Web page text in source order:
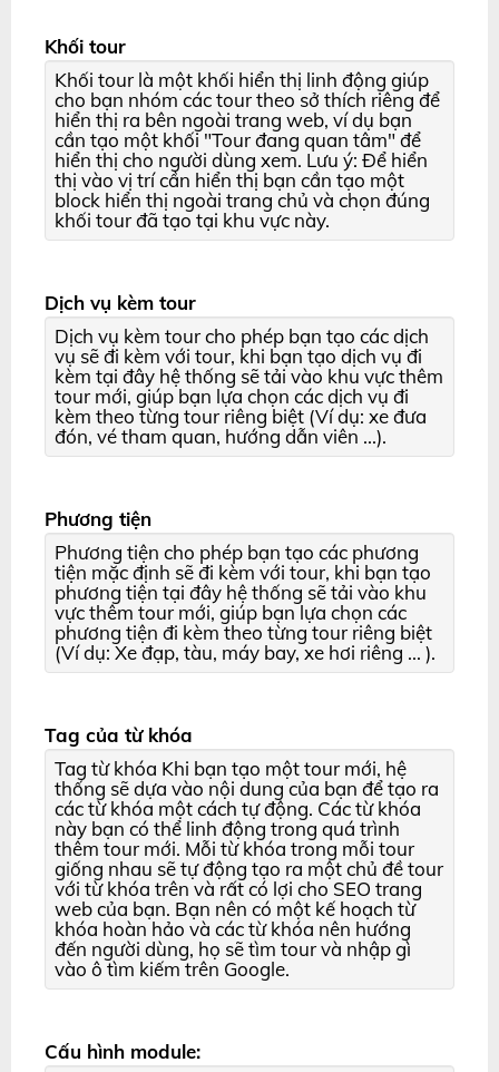
Khối tour
Khối tour là một khối hiển thị linh động giúp
cho bạn nhóm các tour theo sở thích riêng để
hiển thị ra bên ngoài trang web, ví dụ bạn
cần tạo một khối "Tour đang quan tâm" để
hiển thị cho người dùng xem. Lưu ý: Để hiển
thị vào vị trí cần hiển thị bạn cần tạo một
block hiển thị ngoài trang chủ và chọn đúng
khối tour đã tạo tại khu vực này.
Dịch vụ kèm tour
Dịch vụ kèm tour cho phép bạn tạo các dịch
vụ sẽ đi kèm với tour, khi bạn tạo dịch vụ đi
kèm tại đây hệ thống sẽ tải vào khu vực thêm
tour mới, giúp bạn lựa chọn các dịch vụ đi
kèm theo từng tour riêng biệt (Ví dụ: xe đưa
đón, vé tham quan, hướng dẫn viên ...).
Phương tiện
Phương tiện cho phép bạn tạo các phương
tiện mặc định sẽ đi kèm với tour, khi bạn tạo
phương tiện tại đây hệ thống sẽ tải vào khu
vực thêm tour mới, giúp bạn lựa chọn các
phương tiện đi kèm theo từng tour riêng biệt
(Ví dụ: Xe đạp, tàu, máy bay, xe hơi riêng ... ).
Tag của từ khóa
Tag từ khóa Khi bạn tạo một tour mới, hệ
thống sẽ dựa vào nội dung của bạn để tạo ra
các từ khóa một cách tự động. Các từ khóa
này bạn có thể linh động trong quá trình
thêm tour mới. Mỗi từ khóa trong mỗi tour
giống nhau sẽ tự động tạo ra một chủ đề tour
với từ khóa trên và rất có lợi cho SEO trang
web của bạn. Bạn nên có một kế hoạch từ
khóa hoàn hảo và các từ khóa nên hướng
đến người dùng, họ sẽ tìm tour và nhập gì
vào ô tìm kiếm trên Google.
Cấu hình module: